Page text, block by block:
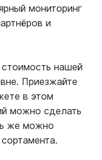
мониторинг
и
нашей
Приезжайте
в этом
можно сделать
же можно